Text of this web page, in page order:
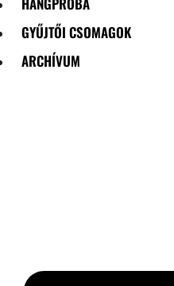
GYŰJTŐI CSOMAGOK
ARCHÍVUM